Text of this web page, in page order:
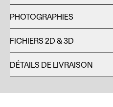
PHOTOGRAPHIES
FICHIERS 2D & 3D
DÉTAILS DE LIVRAISON